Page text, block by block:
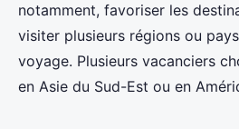
notamment, favoriser les
visiter plusieurs régions ou
voyage. Plusieurs vacanciers
en Asie du Sud-Est ou en